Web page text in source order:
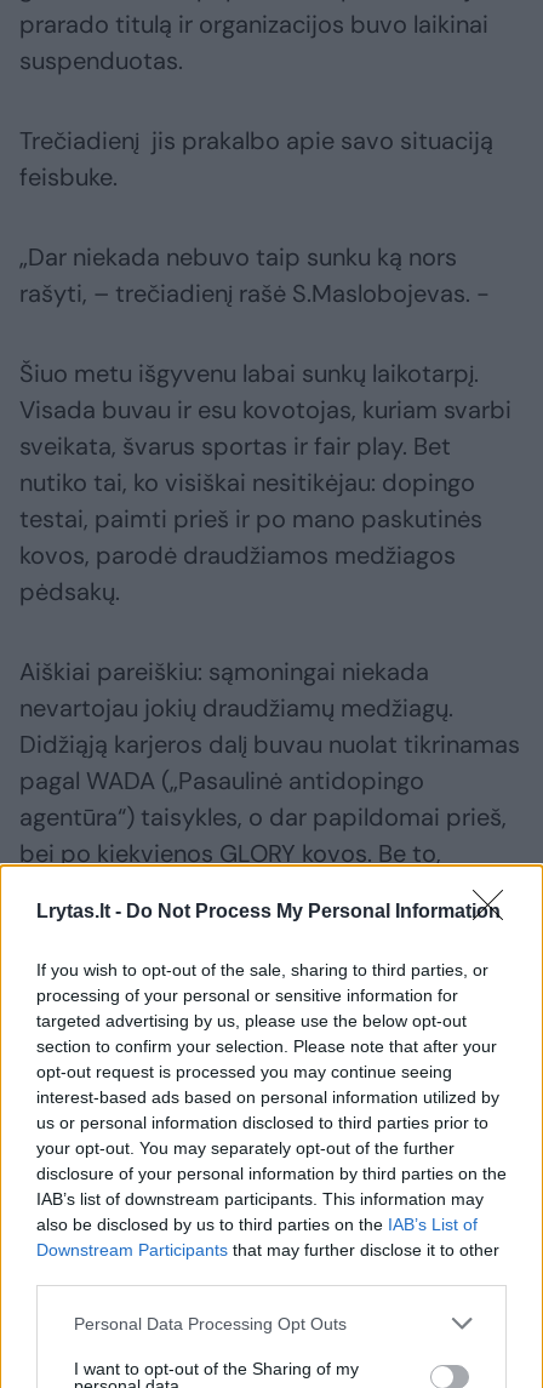
Lrytas.lt - Do Not Process My Personal Information
If you wish to opt-out of the sale, sharing to third parties, or
processing of your personal or sensitive information for
targeted advertising by us, please use the below opt-out
section to confirm your selection. Please note that after your
opt-out request is processed you may continue seeing
interest-based ads based on personal information utilized by
us or personal information disclosed to third parties prior to
your opt-out. You may separately opt-out of the further
disclosure of your personal information by third parties on the
IAB’s list of downstream participants. This information may
also be disclosed by us to third parties on the IAB’s List of
Downstream Participants that may further disclose it to other
Personal Data Processing Opt Outs
I want to opt-out of the Sharing of my
prarado titulą ir organizacijos buvo laikinai
suspenduotas.
Trečiadienį jis prakalbo apie savo situaciją
feisbuke.
„Dar niekada nebuvo taip sunku ką nors
rašyti, – trečiadienį rašė S.Maslobojevas. -
Šiuo metu išgyvenu labai sunkų laikotarpį.
Visada buvau ir esu kovotojas, kuriam svarbi
sveikata, švarus sportas ir fair play. Bet
nutiko tai, ko visiškai nesitikėjau: dopingo
testai, paimti prieš ir po mano paskutinės
kovos, parodė draudžiamos medžiagos
pėdsakų.
Aiškiai pareiškiu: sąmoningai niekada
nevartojau jokių draudžiamų medžiagų.
Didžiąją karjeros dalį buvau nuolat tikrinamas
pagal WADA („Pasaulinė antidopingo
agentūra“) taisykles, o dar papildomai prieš,
bei po kiekvienos GLORY kovos. Be to,
medžiaga apie kurią vėliau pranešiu yra ypač
lengvai aptinkama ir skirta svorio augimui, kai
man atvirkščiai prieš kovas visada reikia
mesti daug svorio, tad net elementari logika
sako, kad tam nėra jokios prasmės.
Kartu su komanda dabar darome viską, kad
išsiaiškintume, kaip tai galėjo nutikti.
Bendradarbiaujame su Glory, dirbame su
laboratorijomis, tikriname papildus ir
produktus, laikomės griežtos grandinės, kad
būtų galima nustatyti tikslų patekimo kelią.